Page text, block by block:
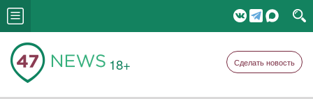
18+ Сделать новость